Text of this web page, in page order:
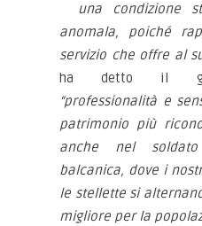
una condizione
anomala, poiché
servizio che offre al
ha detto il
“professionalità e
patrimonio più
anche nel
balcanica, dove i
le stellette si
migliore per la